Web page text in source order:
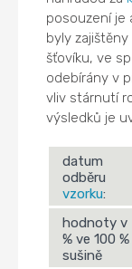
posouzení je
byly
šťovíku, ve
odebírány v
vliv stárnutí
výsledků je
datum
odběru
vzorku:
hodnoty v
% ve 100 %
sušině